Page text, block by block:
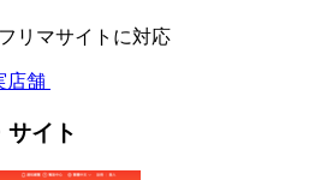
リマサイトに対応
店舗
サイト